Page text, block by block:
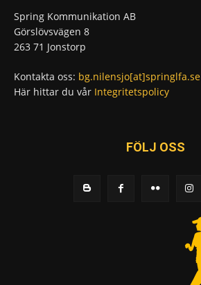
Spring Kommunikation AB
Görslövsvägen 8
263 71 Jonstorp
Kontakta oss: bg.nilensjo[at]springlfa.se
Här hittar du vår Integritetspolicy
FÖLJ OSS